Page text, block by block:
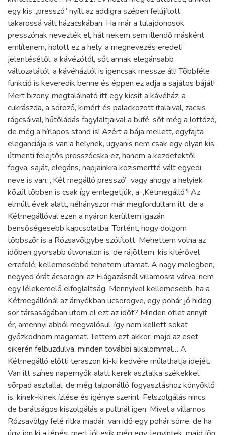
egy kis „presszó” nyílt az addigra szépen felújított,
takarossá vált házacskában. Ha már a tulajdonosok
presszónak nevezték el, hát nekem sem illendő másként
említenem, holott ez a hely, a megnevezés eredeti
jelentésétől, a kávézótól, sőt annak elegánsabb
változatától, a kávéháztól is igencsak messze áll! Többféle
funkció is keveredik benne és éppen ez adja a sajátos báját!
Mert bizony, megtalálható itt egy kicsit a kávéház, a
cukrászda, a söröző, kimért és palackozott italaival, zacsis
rágcsáival, hűtőládás fagylaltjaival a büfé, sőt még a lottózó,
de még a hírlapos stand is! Azért a bája mellett, egyfajta
eleganciája is van a helynek, ugyanis nem csak egy olyan kis
útmenti felejtős presszócska ez, hanem a kezdetektől
fogva, saját, elegáns, napjainkra közismertté vált egyedi
neve is van: „Két megálló presszó”, vagy ahogy a helyiek
közül többen is csak így emlegetjük, a „Kétmegálló”! Az
elmúlt évek alatt, néhányszor már megfordultam itt, de a
Kétmegállóval ezen a nyáron kerültem igazán
bensőségesebb kapcsolatba. Történt, hogy dolgom
többször is a Rózsavölgybe szólított. Mehettem volna az
időben gyorsabb útvonalon is, de rájöttem, kis kitérővel
errefelé, kellemesebbé tehetem utamat. A nagy melegben,
negyed órát ácsorogni az Elágazásnál villamosra várva, nem
egy lélekemelő elfoglaltság. Mennyivel kellemesebb, ha a
Kétmegállónál az árnyékban ücsörögve, egy pohár jó hideg
sör társaságában ütöm el ezt az időt? Minden ötlet annyit
ér, amennyi abból megvalósul, így nem kellett sokat
győzködnöm magamat. Tettem ezt akkor, majd az eset
sikerén felbuzdulva, minden további alkalommal… A
Kétmegálló előtti teraszon ki-ki kedvére múlathatja idejét.
Van itt színes napernyők alatt kerek asztalka székekkel,
sörpad asztallal, de még talponálló fogyasztáshoz könyöklő
is, kinek-kinek ízlése és igénye szerint. Felszolgálás nincs,
de barátságos kiszolgálás a pultnál igen. Mivel a villamos
Rózsavölgy felé ritka madár, van idő egy pohár sörre, de ha